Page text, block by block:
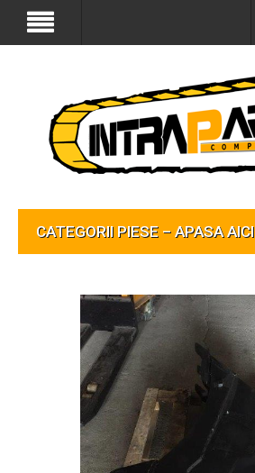
CATEGORII PIESE – APASA AICI